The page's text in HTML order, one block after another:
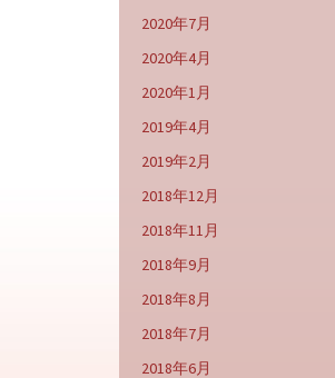
2020年7月
2020年4月
2020年1月
2019年4月
2019年2月
2018年12月
2018年11月
2018年9月
2018年8月
2018年7月
2018年6月